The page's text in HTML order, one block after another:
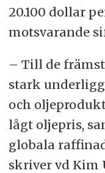
20.100 dollar
motsvarande
– Till de
stark
och
lågt oljepris,
globala
skriver vd Kim